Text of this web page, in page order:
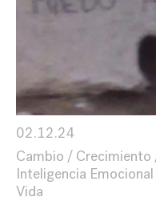
02.12.24
Cambio
Crecimiento
Inteligencia Emocional
Vida